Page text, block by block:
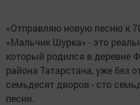
«Отправляю новую песню к
«Мальчик Шурка» - это
который родился в деревне
района Татарстана, уже без
семьдесят дворов - сто
песни.